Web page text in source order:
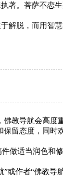
著。菩萨不恋
解脱，而用智
教导航会高度
留态度，同时
做适当润色和
或作者“佛教导航